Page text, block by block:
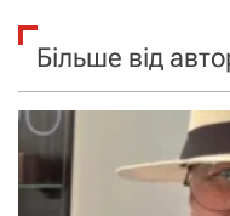
Більше від